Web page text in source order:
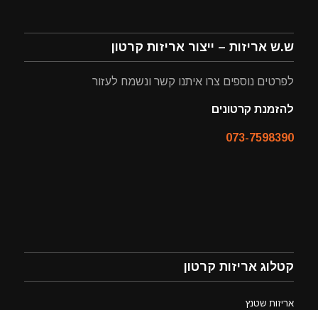
ש.ש אריזות – ייצור אריזות קרטון
לפרטים נוספים צרו איתנו קשר ונשמח לעזור
להזמנת קרטונים
073-7598390
קטלוג אריזות קרטון
אריזות שטנץ